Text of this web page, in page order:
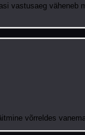
vastusaeg väheneb
võrreldes